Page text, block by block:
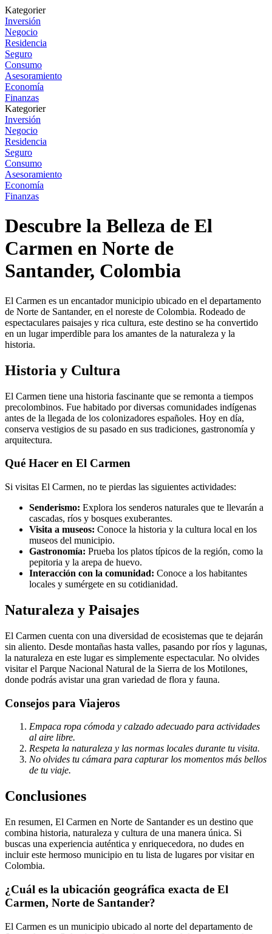
Kategorier
Inversión
Negocio
Residencia
Seguro
Consumo
Asesoramiento
Economía
Finanzas
Kategorier
Inversión
Negocio
Residencia
Seguro
Consumo
Asesoramiento
Economía
Finanzas
Descubre la Belleza de El
Carmen en Norte de
Santander, Colombia
El Carmen es un encantador municipio ubicado en el departamento
de Norte de Santander, en el noreste de Colombia. Rodeado de
espectaculares paisajes y rica cultura, este destino se ha convertido
en un lugar imperdible para los amantes de la naturaleza y la
historia.
Historia y Cultura
El Carmen tiene una historia fascinante que se remonta a tiempos
precolombinos. Fue habitado por diversas comunidades indígenas
antes de la llegada de los colonizadores españoles. Hoy en día,
conserva vestigios de su pasado en sus tradiciones, gastronomía y
arquitectura.
Qué Hacer en El Carmen
Si visitas El Carmen, no te pierdas las siguientes actividades:
Senderismo: Explora los senderos naturales que te llevarán a
cascadas, ríos y bosques exuberantes.
Visita a museos: Conoce la historia y la cultura local en los
museos del municipio.
Gastronomía: Prueba los platos típicos de la región, como la
pepitoria y la arepa de huevo.
Interacción con la comunidad: Conoce a los habitantes
locales y sumérgete en su cotidianidad.
Naturaleza y Paisajes
El Carmen cuenta con una diversidad de ecosistemas que te dejarán
sin aliento. Desde montañas hasta valles, pasando por ríos y lagunas,
la naturaleza en este lugar es simplemente espectacular. No olvides
visitar el Parque Nacional Natural de la Sierra de los Motilones,
donde podrás avistar una gran variedad de flora y fauna.
Consejos para Viajeros
Empaca ropa cómoda y calzado adecuado para actividades
al aire libre.
Respeta la naturaleza y las normas locales durante tu visita.
No olvides tu cámara para capturar los momentos más bellos
de tu viaje.
Conclusiones
En resumen, El Carmen en Norte de Santander es un destino que
combina historia, naturaleza y cultura de una manera única. Si
buscas una experiencia auténtica y enriquecedora, no dudes en
incluir este hermoso municipio en tu lista de lugares por visitar en
Colombia.
¿Cuál es la ubicación geográfica exacta de El
Carmen, Norte de Santander?
El Carmen es un municipio ubicado al norte del departamento de